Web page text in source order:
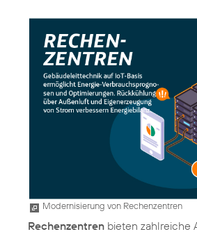
Modernisierung von Rechenzentren
Rechenzentren bieten zahlreiche